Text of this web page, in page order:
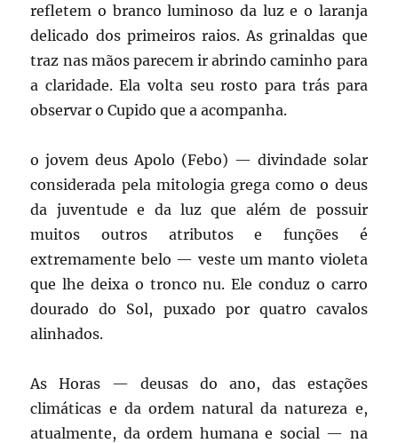
refletem o branco luminoso da luz e o laranja
delicado dos primeiros raios. As grinaldas que
traz nas mãos parecem ir abrindo caminho para
a claridade. Ela volta seu rosto para trás para
observar o Cupido que a acompanha.
o jovem deus Apolo (Febo) — divindade solar
considerada pela mitologia grega como o deus
da juventude e da luz que além de possuir
muitos outros atributos e funções é
extremamente belo — veste um manto violeta
que lhe deixa o tronco nu. Ele conduz o carro
dourado do Sol, puxado por quatro cavalos
alinhados.
As Horas — deusas do ano, das estações
climáticas e da ordem natural da natureza e,
atualmente, da ordem humana e social — na